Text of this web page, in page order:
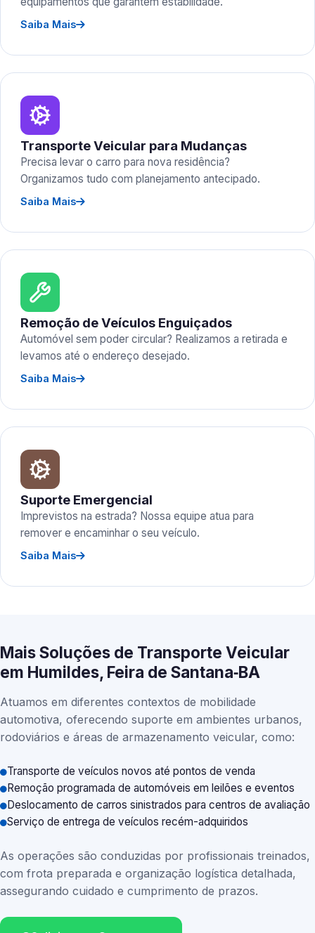
Saiba Mais
Transporte Veicular para Mudanças
Precisa levar o carro para nova residência?
Organizamos tudo com planejamento antecipado.
Saiba Mais
Remoção de Veículos Enguiçados
Automóvel sem poder circular? Realizamos a retirada e
levamos até o endereço desejado.
Saiba Mais
Suporte Emergencial
Imprevistos na estrada? Nossa equipe atua para
remover e encaminhar o seu veículo.
Saiba Mais
Mais Soluções de Transporte Veicular
em Humildes, Feira de Santana‑BA
Atuamos em diferentes contextos de mobilidade
automotiva, oferecendo suporte em ambientes urbanos,
rodoviários e áreas de armazenamento veicular, como:
Transporte de veículos novos até pontos de venda
Remoção programada de automóveis em leilões e eventos
Deslocamento de carros sinistrados para centros de avaliação
Serviço de entrega de veículos recém-adquiridos
As operações são conduzidas por profissionais treinados,
com frota preparada e organização logística detalhada,
assegurando cuidado e cumprimento de prazos.